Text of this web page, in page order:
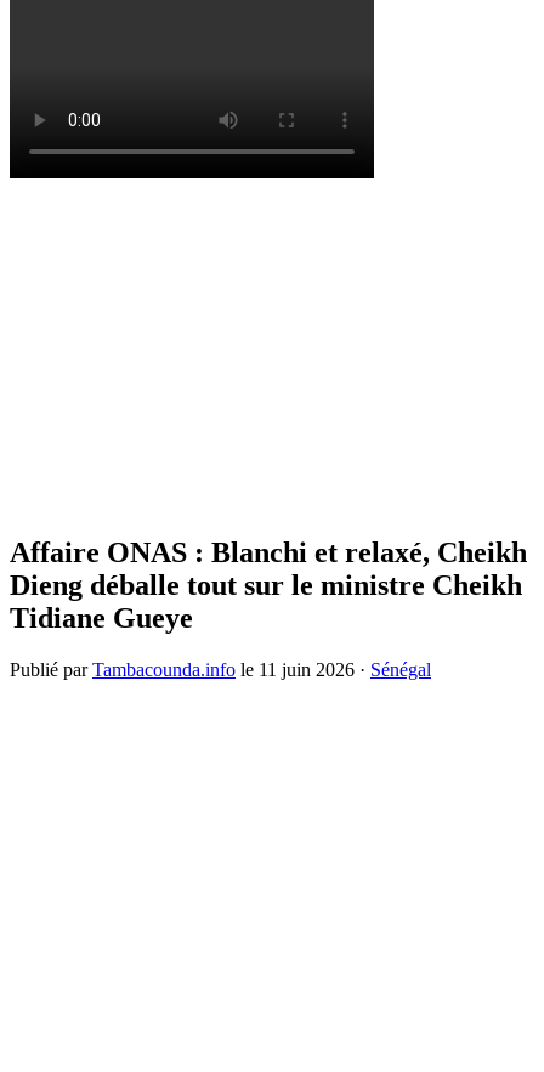
Affaire ONAS : Blanchi et relaxé, Cheikh
Dieng déballe tout sur le ministre Cheikh
Tidiane Gueye
Publié parTambacounda.info le 11 juin 2026 · Sénégal